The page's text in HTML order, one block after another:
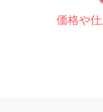
価格や